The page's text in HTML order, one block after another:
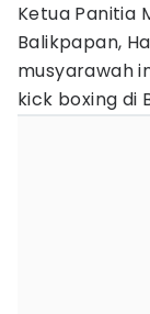
Ketua Panitia
Balikpapan,
musyarawah
kick boxing di